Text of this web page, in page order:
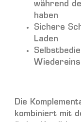
während
haben
Sichere
Laden
Die
kombiniert mit